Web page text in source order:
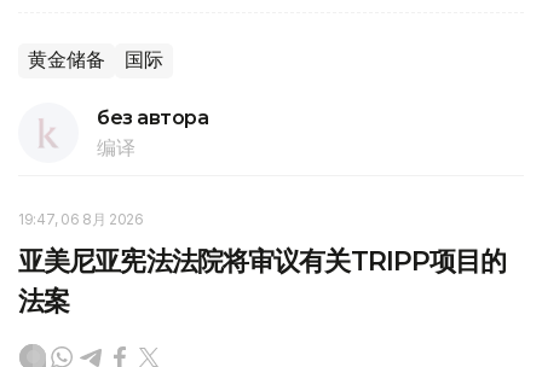
黄金储备 国际
без автора
编译
19:47, 06 8月 2026
亚美尼亚宪法法院将审议有关TRIPP项目的
法案